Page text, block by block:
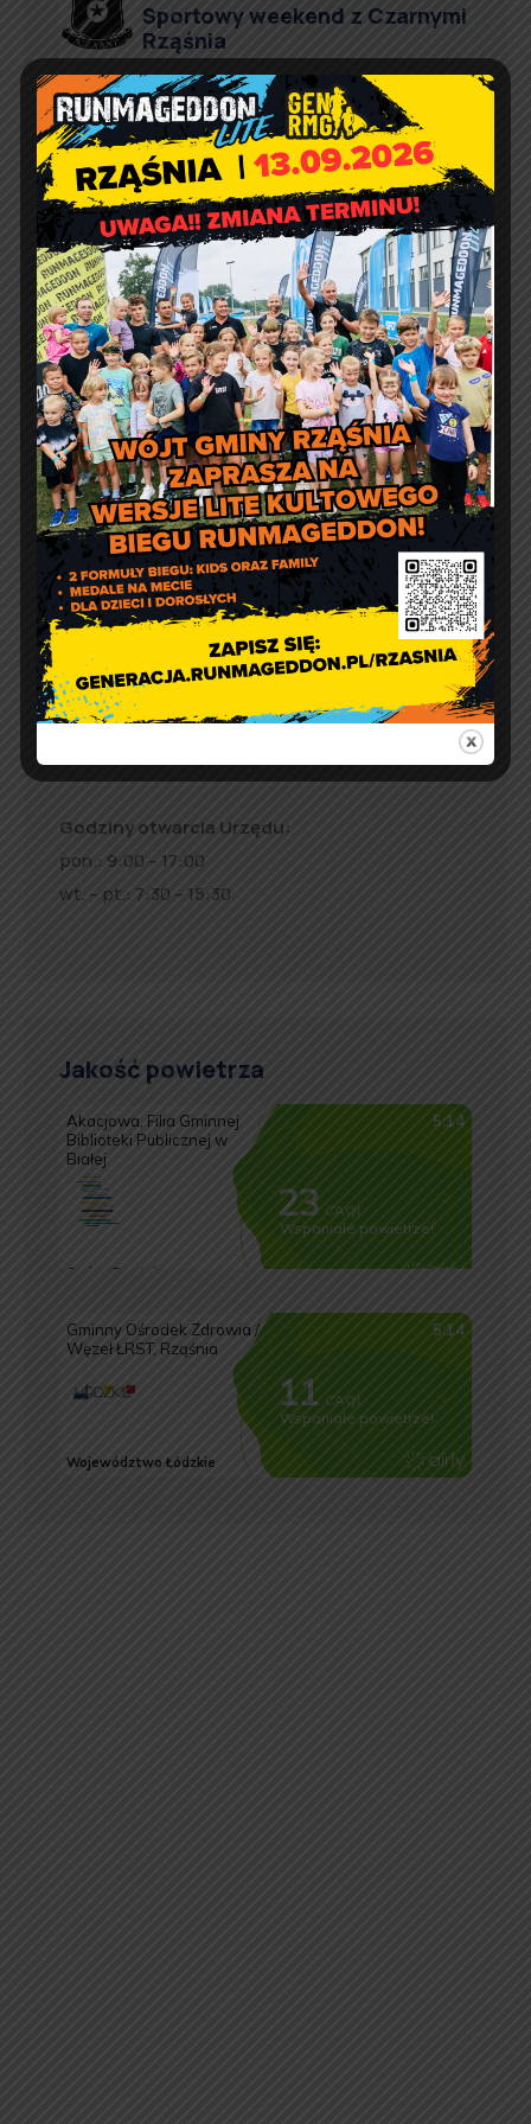
Sportowy weekend z Czarnymi
Rząśnia
Agnieszka Wiśniewska Comment off
Prośba o szanowanie i
prawidłowe użycie
defibrylatorów AED
Artur Ruka Comment off
Relacja z Pikniku Rodzinnego
w Suchowoli
Kontakt
Urząd Gminy w Rząśni
ul. 1 Maja 37
98 – 332 Rząśnia
e-doręczenia:
AE:PL-57726-56911-GBSAJ-23
adres email:gmina@rzasnia.pl
Godziny otwarcia Urzędu:
pon.: 9:00 – 17:00
wt. – pt.: 7:30 – 15:30
Jakość powietrza